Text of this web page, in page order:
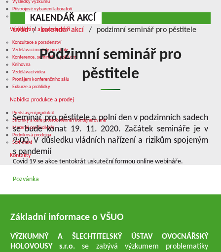
Výsledky výzkumu
Přístrojové vybavení laboratoří
Služby v oblasti výzkumu
Vzdělávání a poradenství
Konzultace a poradenství
Vzdělávací moduly pro školy
Konference, semináře a polní dny
Knihovna
Vzdělávací videa
Pronájem konferenčního sálu
Exkurze a prohlídky
Nabídka produkce a prodej
Představení produktů
Stromky a keře prostokořenné i kontejnerované
Materiál pro školkaře
Podniková prodejna
Sortiment
Kontakty
KALENDÁŘ AKCÍ
úvod kalendář akcí podzimní seminář pro pěstitele
Podzimní seminář pro
pěstitele
Seminář pro pěstitele a polní den v podzimních sadech
se bude konat 19. 11. 2020. Začátek semináře je v
9:00.V důsledku vládních nařízení a rizikům spojeným
s pandemií
Covid 19 se akce tentokrát uskuteční formou online webináře.
Pozvánka
Základní informace o VŠUO
VÝZKUMNÝ A ŠLECHTITELSKÝ ÚSTAV OVOCNÁŘSKÝ
HOLOVOUSY s.r.o.se zabývá výzkumem problematiky